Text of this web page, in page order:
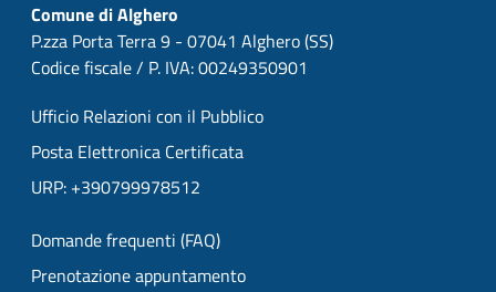
Comune di Alghero
P.zza Porta Terra 9 - 07041 Alghero (SS)
Codice fiscale / P. IVA: 00249350901
Ufficio Relazioni con il Pubblico
Posta Elettronica Certificata
URP: +390799978512
Domande frequenti (FAQ)
Prenotazione appuntamento